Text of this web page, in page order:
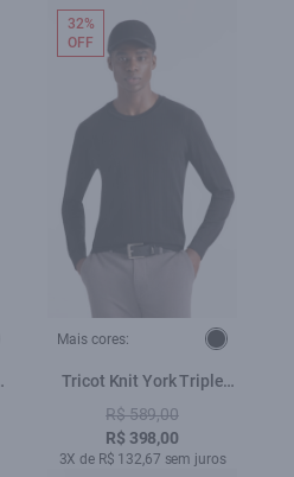
Mais cores:
Tricot Knit York Triple
Preto
R$ 589,00
R$ 398,00
3X de R$ 132,67 sem juros
32%
OFF